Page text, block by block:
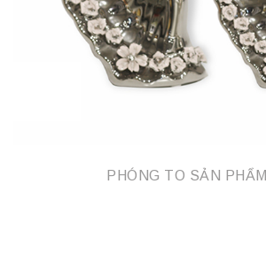
PHÓNG TO SẢN PHẨM